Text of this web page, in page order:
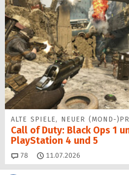
ALTE SPIELE, NEUER (MOND-
Call of Duty: Black Ops 1
PlayStation 4 und 5
78 Kommentare
11.07.2026